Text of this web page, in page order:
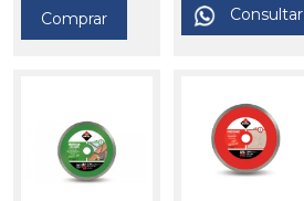
Comprar Consultar